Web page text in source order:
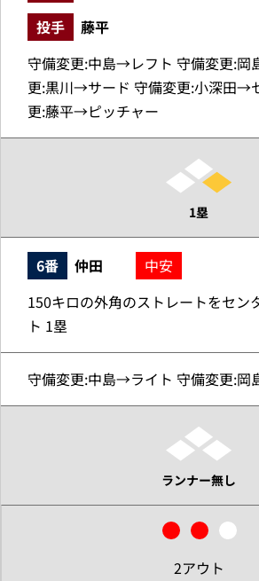
投手
藤平
守備変更:中島→レフト 守備変更:
更:黒川→サード 守備変更:小深田→
更:藤平→ピッチャー
1塁
6番 仲田
中安
150キロの外角のストレートをセン
ト 1塁
守備変更:中島→ライト 守備変更:岡
ランナー無し
2アウト